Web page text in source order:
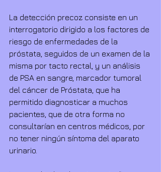
La detección precoz consiste en un
interrogatorio dirigido a los factores de
riesgo de enfermedades de la
próstata, seguidos de un examen de la
misma por tacto rectal, y un análisis
de PSA en sangre, marcador tumoral
del cáncer de Próstata, que ha
permitido diagnosticar a muchos
pacientes, que de otra forma no
consultarían en centros médicos, por
no tener ningún síntoma del aparato
urinario.